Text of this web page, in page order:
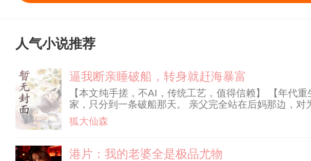
人气小说推荐
逼我断亲睡破船，转身就赶海暴富
【本文纯手搓，不AI，传统工艺，值得信赖】 【年代
家，只分到一条破船那天。 亲父完全站在后妈那边，
死不相往来，我的死活跟你们没半毛钱关系，我发财也
利用空间能量来打
狐大仙森
港片：我的老婆全是极品尤物